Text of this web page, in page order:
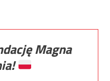
Magna